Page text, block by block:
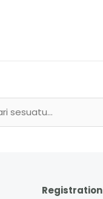
Registration